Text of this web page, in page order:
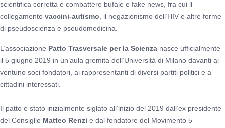
scientifica corretta e combattere bufale e fake news, fra cui il
collegamento vaccini-autismo, il negazionismo dell’HIV e altre forme
di pseudoscienza e pseudomedicina.
L’associazione Patto Trasversale per la Scienza nasce ufficialmente
il 5 giugno 2019 in un’aula gremita dell’Università di Milano davanti ai
ventuno soci fondatori, ai rappresentanti di diversi partiti politici e a
cittadini interessati.
Il patto è stato inizialmente siglato all’inizio del 2019 dall’ex presidente
del Consiglio Matteo Renzi e dal fondatore del Movimento 5